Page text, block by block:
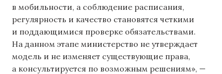
в мобильности, а соблюдение расписания,
регулярность и качество становятся четкими
и поддающимися проверке обязательствами.
На данном этапе министерство не утверждает
модель и не изменяет существующие права,
а консультируется по возможным решениям», —